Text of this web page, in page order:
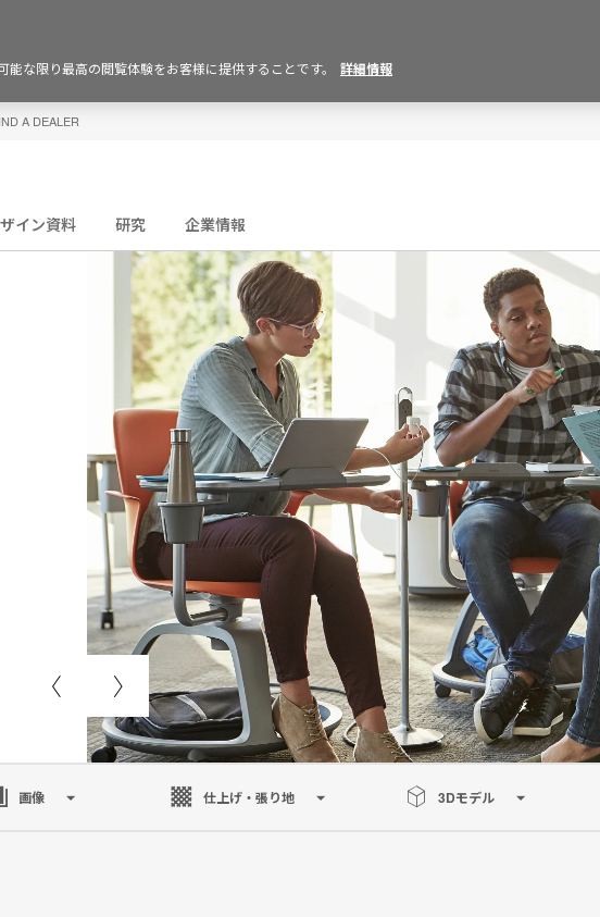
A DEALER
イン資料 研究 企業情報
画像 仕上げ・張り地 3Dモデル
な限り最高の閲覧体験をお客様に提供することです。 詳細情報